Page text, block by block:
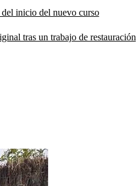
del inicio del nuevo curso
tras un trabajo de restauración